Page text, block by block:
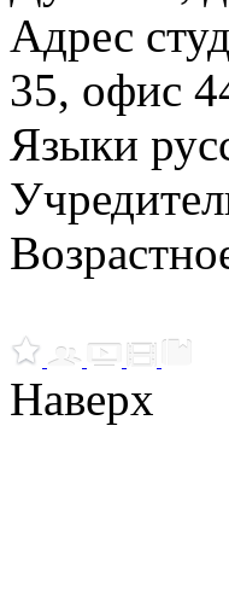
Адрес
35, офис
Языки
Наверх